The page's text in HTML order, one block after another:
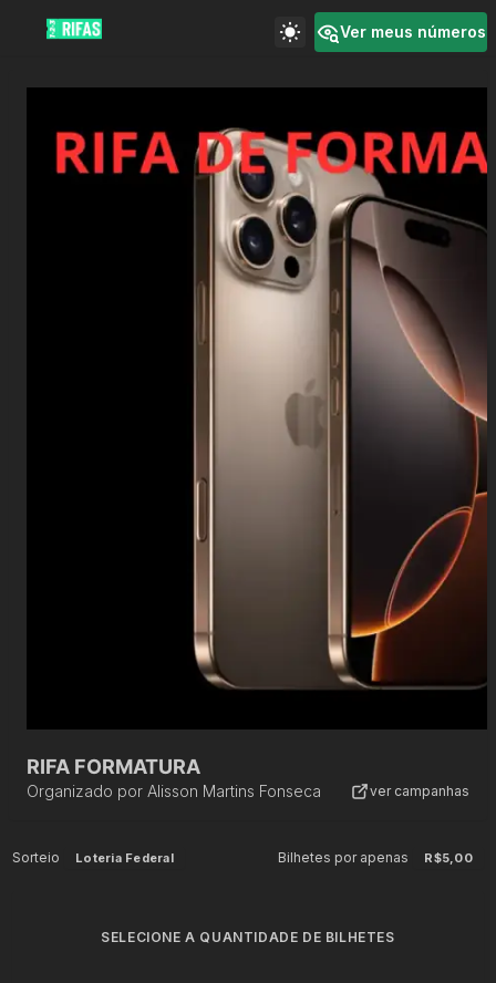
Ver meus números
RIFA FORMATURA
Organizado por Alisson Martins Fonseca ver campanhas
Sorteio Loteria Federal Bilhetes por apenas R$5,00
SELECIONE A QUANTIDADE DE BILHETES